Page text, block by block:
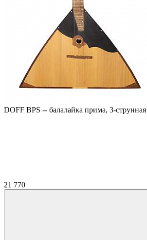
DOFF BPS -- балалайка прима, 3-струнная
21 770